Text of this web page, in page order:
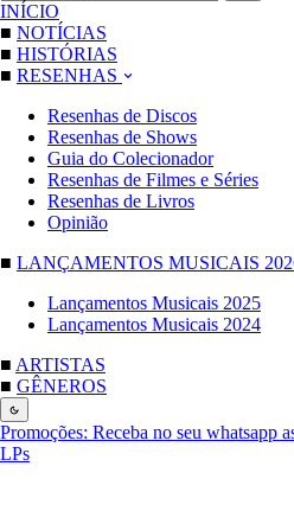
INÍCIO
■ NOTÍCIAS
■ HISTÓRIAS
■ RESENHAS
Resenhas de Discos
Resenhas de Shows
Guia do Colecionador
Resenhas de Filmes e Séries
Resenhas de Livros
Opinião
■ LANÇAMENTOS MUSICAIS
Lançamentos Musicais 2025
Lançamentos Musicais 2024
■ ARTISTAS
■ GÊNEROS
Promoções: Receba no seu whatsapp
LPs